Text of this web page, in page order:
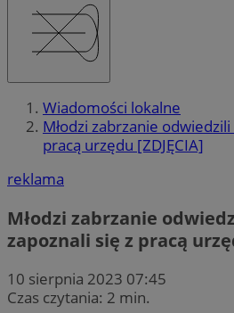
Wiadomości lokalne
Młodzi zabrzanie
pracą urzędu [ZDJĘCIA]
reklama
Młodzi zabrzanie
zapoznali się z pracą
10 sierpnia 2023 07:45
Czas czytania: 2 min.